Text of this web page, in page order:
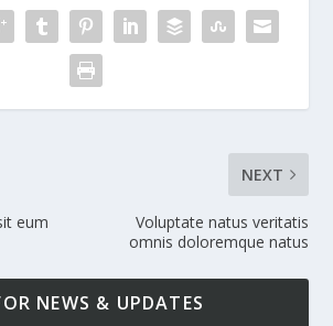
eum
NEXT
Voluptate natus veritatis
omnis doloremque natus
NEWS & UPDATES